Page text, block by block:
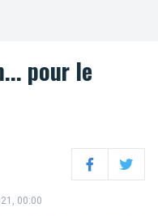
pour le
FacebookTwitter
00:00